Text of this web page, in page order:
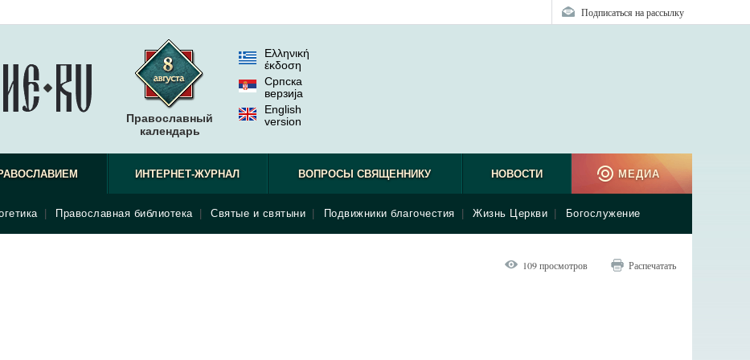
Подписаться на рассылку
Православный
календарь
Ελληνική
έκδοση
Српска
верзиjа
English
version
Православная библиотека Святые и святыни Подвижники благочестия Жизнь Церкви Богослужение
ИНТЕРНЕТ-ЖУРНАЛ ВОПРОСЫ СВЯЩЕННИКУ НОВОСТИ МЕДИА
109 просмотров Распечатать